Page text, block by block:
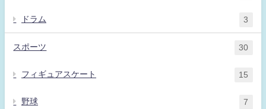
ドラム 3
スポーツ 30
フィギュアスケート 15
野球 7